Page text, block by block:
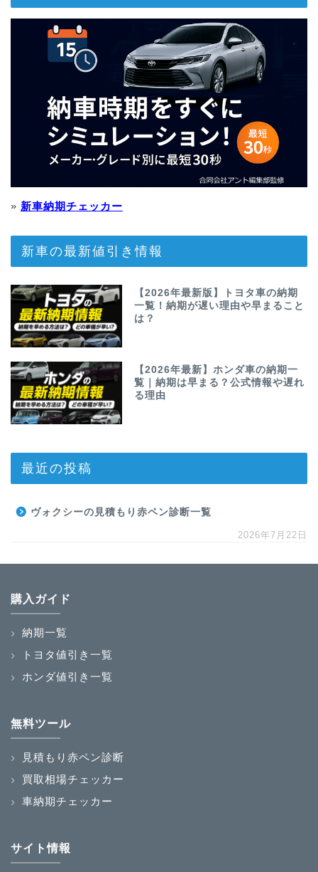
» 新車納期チェッカー
新車の最新値引き情報
【2026年最新版】トヨタ車の納期
一覧！納期が遅い理由や早まること
は？
【2026年最新】ホンダ車の納期一
覧｜納期は早まる？公式情報や遅れ
る理由
最近の投稿
ヴォクシーの見積もり赤ペン診断一覧
2026年7月22日
購入ガイド
納期一覧
トヨタ値引き一覧
ホンダ値引き一覧
無料ツール
見積もり赤ペン診断
買取相場チェッカー
車納期チェッカー
サイト情報